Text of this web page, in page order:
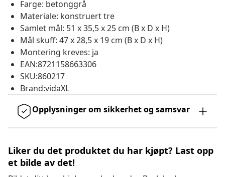
Farge: betonggrå
Materiale: konstruert tre
Samlet mål: 51 x 35,5 x 25 cm (B x D x H)
Mål skuff: 47 x 28,5 x 19 cm (B x D x H)
Montering kreves: ja
EAN:8721158663306
SKU:860217
Brand:vidaXL
Opplysninger om sikkerhet og samsvar
Liker du det produktet du har kjøpt? Last opp
et bilde av det!